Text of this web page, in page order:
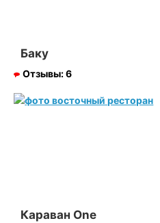
Баку
Отзывы:6
Караван One